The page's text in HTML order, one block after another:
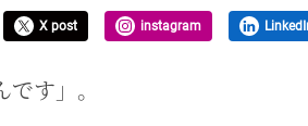
X post instagram
す」。